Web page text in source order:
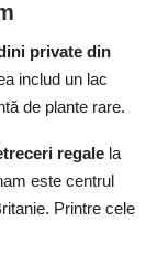
private din
includ un lac
de plante rare.
regale la
este centrul
Printre cele